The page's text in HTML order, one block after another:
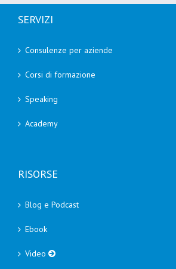
SERVIZI
Consulenze per aziende
Corsi di formazione
Speaking
Academy
RISORSE
Blog e Podcast
Ebook
Video